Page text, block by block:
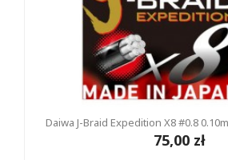
Daiwa J-Braid Expedition X8 #0.8
75,00 zł